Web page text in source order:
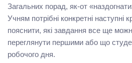
Загальних порад, як-от
Учням потрібні конкретні наступні
пояснити, які завдання все ще
переглянути першими або що
робочого дня.